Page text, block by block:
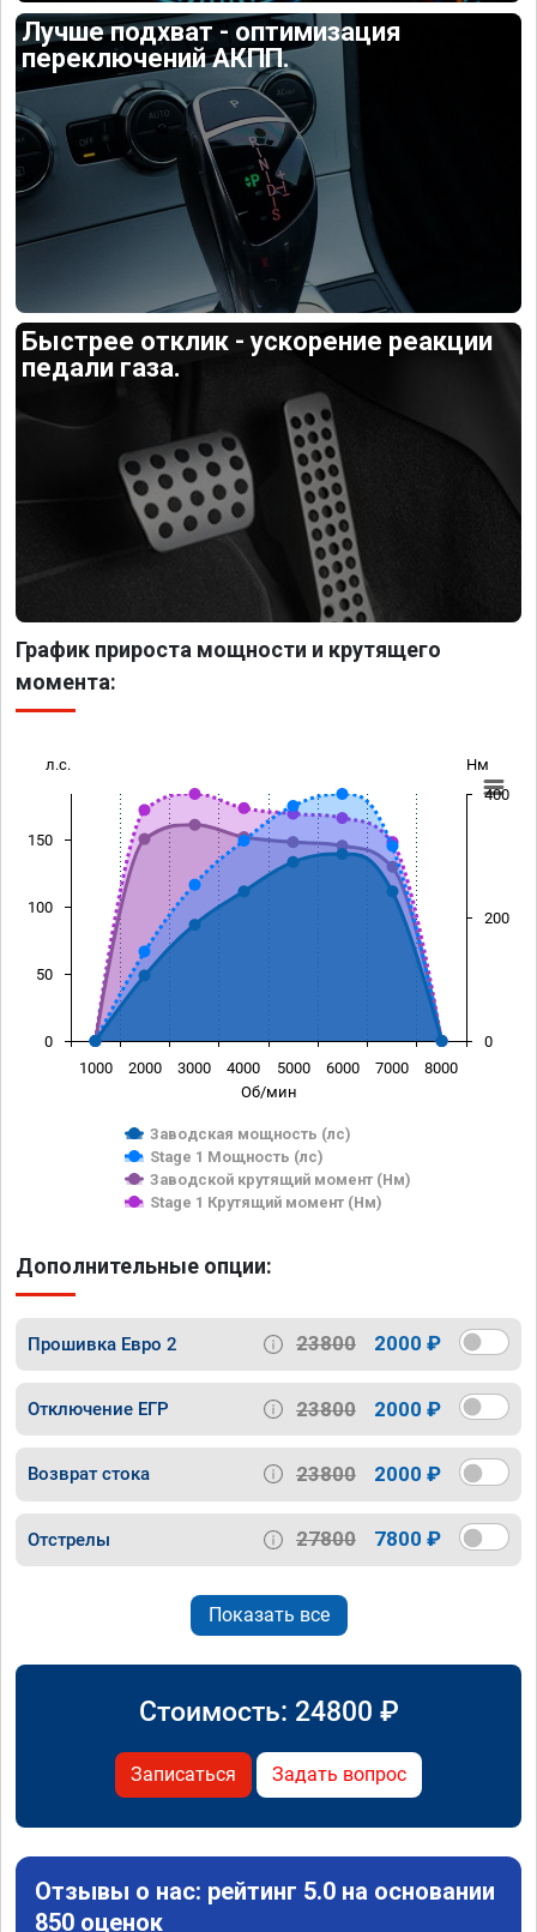
Лучше подхват - оптимизация
переключений АКПП.
Быстрее отклик - ускорение реакции
педали газа.
График прироста мощности и крутящего
момента:
Об/мин
л.с. Нм
Заводская мощность (лс)
Stage 1 Мощность (лс)
Заводской крутящий момент (Нм)
Stage 1 Крутящий момент (Нм)
1000 2000 3000 4000 5000 6000 7000 8000
0
50
100
150
0
200
400
Дополнительные опции:
Прошивка Евро 2 23800 2000 ₽
Отключение ЕГР 23800 2000 ₽
Возврат стока 23800 2000 ₽
Отстрелы 27800 7800 ₽
Показать все
Стоимость: 24800 ₽
Записаться Задать вопрос
Отзывы о нас: рейтинг 5.0 на основании
850 оценок